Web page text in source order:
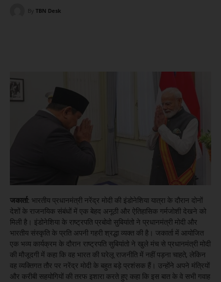
By TBN Desk
जकार्ता: भारतीय प्रधानमंत्री नरेंद्र मोदी की इंडोनेशिया यात्रा के दौरान दोनों
देशों के राजनयिक संबंधों में एक बेहद अनूठी और ऐतिहासिक गर्मजोशी देखने को
मिली है। इंडोनेशिया के राष्ट्रपति प्रबोवो सुबियांतो ने प्रधानमंत्री मोदी और
भारतीय संस्कृति के प्रति अपनी गहरी श्रद्धा व्यक्त की है। जकार्ता में आयोजित
एक भव्य कार्यक्रम के दौरान राष्ट्रपति सुबियांतो ने खुले मंच से प्रधानमंत्री मोदी
की मौजूदगी में कहा कि वह भारत की घरेलू राजनीति में नहीं पड़ना चाहते, लेकिन
वह व्यक्तिगत तौर पर नरेंद्र मोदी के बहुत बड़े प्रशंसक हैं। उन्होंने अपने मंत्रियों
और करीबी सहयोगियों की तरफ इशारा करते हुए कहा कि इस बात के वे सभी गवाह